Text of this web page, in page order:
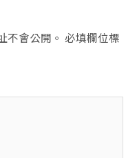
不會公開。 必填欄位標